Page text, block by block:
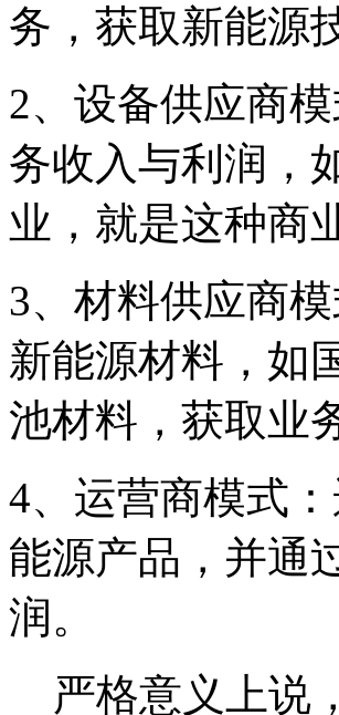
务，获取新能源
2、设备供应商
务收入与利润，
业，就是这种商
3、材料供应商
新能源材料，如
池材料，获取业
4、运营商模式
能源产品，并通
润。
严格意义上说